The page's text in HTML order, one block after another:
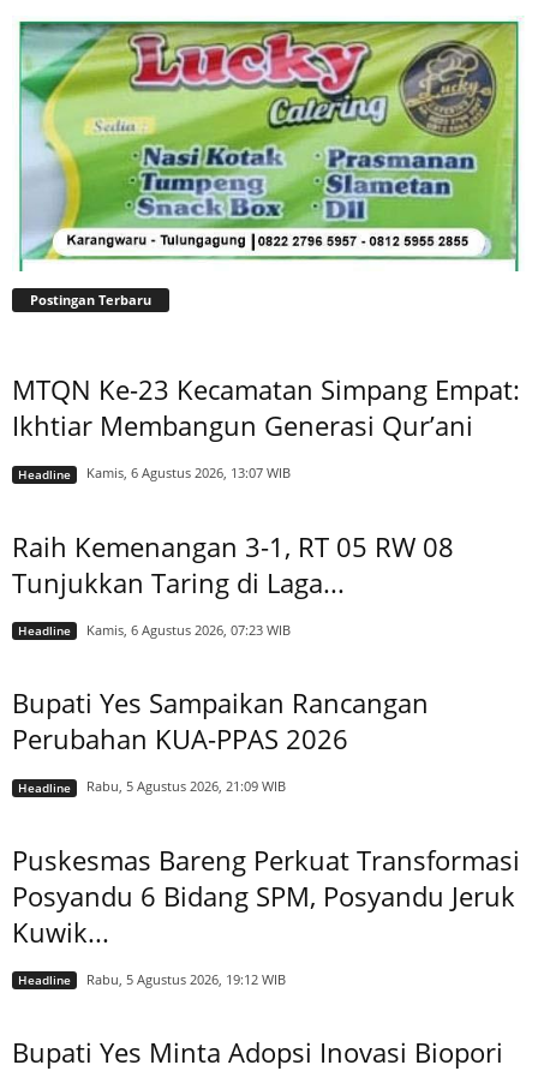
Postingan Terbaru
MTQN Ke-23 Kecamatan Simpang Empat:
Ikhtiar Membangun Generasi Qur’ani
Headline Kamis, 6 Agustus 2026, 13:07 WIB
Raih Kemenangan 3-1, RT 05 RW 08
Tunjukkan Taring di Laga...
Headline Kamis, 6 Agustus 2026, 07:23 WIB
Bupati Yes Sampaikan Rancangan
Perubahan KUA-PPAS 2026
Headline Rabu, 5 Agustus 2026, 21:09 WIB
Puskesmas Bareng Perkuat Transformasi
Posyandu 6 Bidang SPM, Posyandu Jeruk
Kuwik...
Headline Rabu, 5 Agustus 2026, 19:12 WIB
Bupati Yes Minta Adopsi Inovasi Biopori